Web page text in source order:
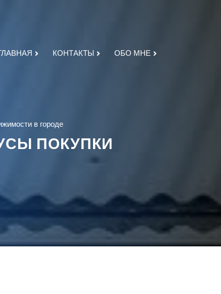
КОНТАКТЫ ОБО МНЕ
в городе
ПОКУПКИ